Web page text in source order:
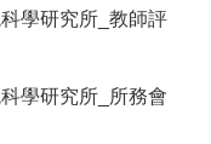
學研究所_教師評
學研究所_所務會